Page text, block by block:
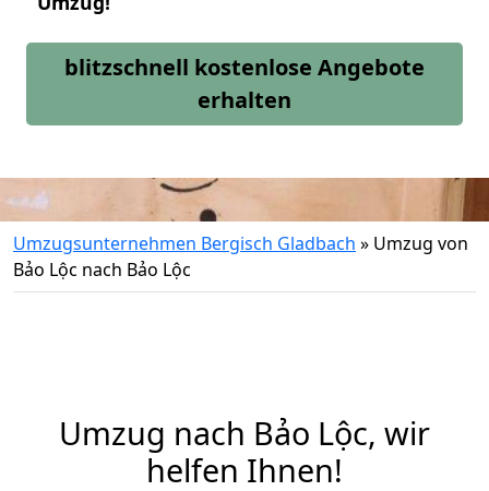
blitzschnell kostenlose Angebote
erhalten
Umzugsunternehmen Bergisch Gladbach » Umzug von
Bảo Lộc nach Bảo Lộc
Umzug nach Bảo Lộc, wir
helfen Ihnen!